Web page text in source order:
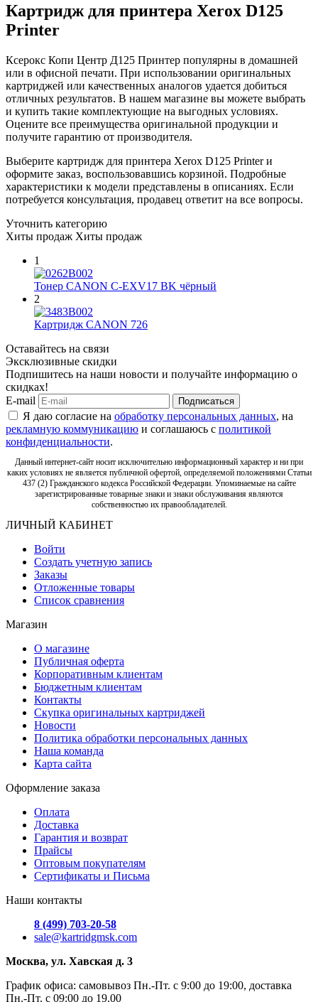
Картридж для принтера Xerox D125
Printer
Ксерокс Копи Центр Д125 Принтер популярны в домашней
или в офисной печати. При использовании оригинальных
картриджей или качественных аналогов удается добиться
отличных результатов. В нашем магазине вы можете выбрать
и купить такие комплектующие на выгодных условиях.
Оцените все преимущества оригинальной продукции и
получите гарантию от производителя.
Выберите картридж для принтера Xerox D125 Printer и
оформите заказ, воспользовавшись корзиной. Подробные
характеристики к модели представлены в описаниях. Если
потребуется консультация, продавец ответит на все вопросы.
Уточнить категорию
Хиты продаж Хиты продаж
1
Тонер CANON C-EXV17 BK чёрный
2
Картридж CANON 726
Оставайтесь на связи
Эксклюзивные скидки
Подпишитесь на наши новости и получайте информацию о
скидках!
E-mail
Подписаться
Я даю согласие на обработку персональных данных, на
рекламную коммуникацию и соглашаюсь с политикой
конфиденциальности.
Данный интернет-сайт носит исключительно информационный характер и ни при
каких условиях не является публичной офертой, определяемой положениями Статьи
437 (2) Гражданского кодекса Российской Федерации. Упоминаемые на сайте
зарегистрированные товарные знаки и знаки обслуживания являются
собственностью их правообладателей.
ЛИЧНЫЙ КАБИНЕТ
Войти
Создать учетную запись
Заказы
Отложенные товары
Список сравнения
Магазин
О магазине
Публичная оферта
Корпоративным клиентам
Бюджетным клиентам
Контакты
Скупка оригинальных картриджей
Новости
Политика обработки персональных данных
Наша команда
Карта сайта
Оформление заказа
Оплата
Доставка
Гарантия и возврат
Прайсы
Оптовым покупателям
Сертификаты и Письма
Наши контакты
8 (499) 703-20-58
sale@kartridgmsk.com
Москва, ул. Хавская д. 3
График офиса: самовывоз Пн.-Пт. с 9:00 до 19:00, доставка
Пн.-Пт. с 09:00 до 19.00